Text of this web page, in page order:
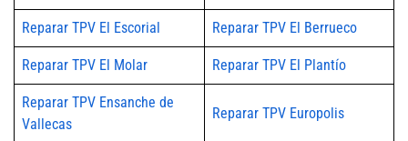
Reparar TPV El Escorial Reparar TPV El Berrueco
Reparar TPV El Molar Reparar TPV El Plantío
Reparar TPV Ensanche de
Vallecas
Reparar TPV Europolis